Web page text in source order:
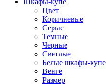
Шкафы-купе
Цвет
Коричневые
Серые
Темные
Черные
Светлые
Белые шкафы-купе
Венге
Размер